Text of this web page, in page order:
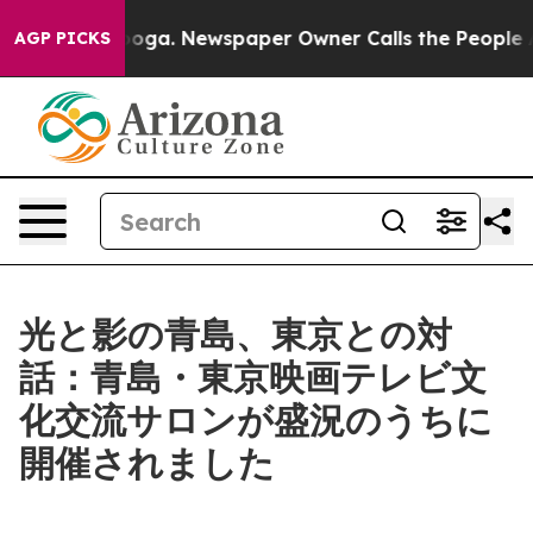
AGP PICKSNewspaper Owner Calls the People
光と影の青島、東京との対
話：青島・東京映画テレビ文
化交流サロンが盛況のうちに
開催されました